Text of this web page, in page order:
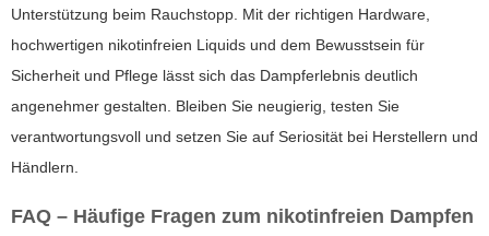
Unterstützung beim Rauchstopp. Mit der richtigen Hardware,
hochwertigen nikotinfreien Liquids und dem Bewusstsein für
Sicherheit und Pflege lässt sich das Dampferlebnis deutlich
angenehmer gestalten. Bleiben Sie neugierig, testen Sie
verantwortungsvoll und setzen Sie auf Seriosität bei Herstellern und
Händlern.
FAQ – Häufige Fragen zum nikotinfreien Dampfen